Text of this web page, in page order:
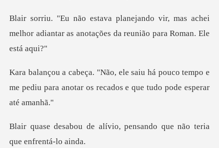
vir, mas achei
melhor adiantar as anotaç
pouco tempo e
me pediu para anotar os re
ívio, pensando que não te